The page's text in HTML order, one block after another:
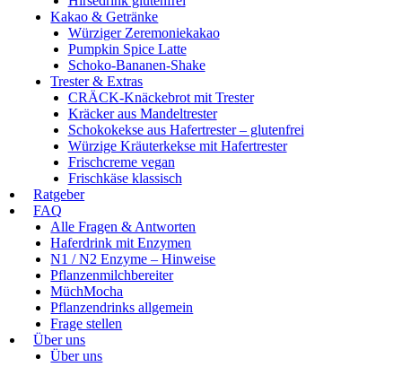
Kakao & Getränke
Würziger Zeremoniekakao
Pumpkin Spice Latte
Schoko-Bananen-Shake
Trester & Extras
CRÄCK-Knäckebrot mit Trester
Kräcker aus Mandeltrester
Schokokekse aus Hafertrester – glutenfrei
Würzige Kräuterkekse mit Hafertrester
Frischcreme vegan
Frischkäse klassisch
Ratgeber
FAQ
Alle Fragen & Antworten
Haferdrink mit Enzymen
N1 / N2 Enzyme – Hinweise
Pflanzenmilchbereiter
MüchMocha
Pflanzendrinks allgemein
Frage stellen
Über uns
Über uns